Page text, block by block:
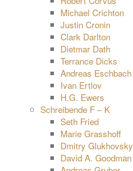
Michael Crichton
Justin Cronin
Clark Darlton
Dietmar Dath
Terrance Dicks
Andreas Eschbach
Ivan Ertlov
H.G. Ewers
Schreibende F – K
Seth Fried
Marie Grasshoff
Dmitry Glukhovsky
David A. Goodman